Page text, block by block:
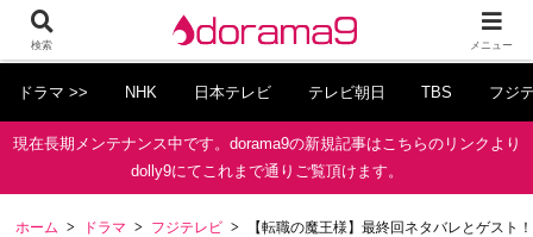
ドラマ >> NHK 日本テレビ テレビ朝日 TBS フジ
現在長期メンテナンス中です。dorama9の新規記事はこちらのリンクより
dolly9にてこれまで通りご覧頂けます。
ホーム ドラマ フジテレビ 【転職の魔王様】最終回ネタバレとゲスト
検索 メニュー